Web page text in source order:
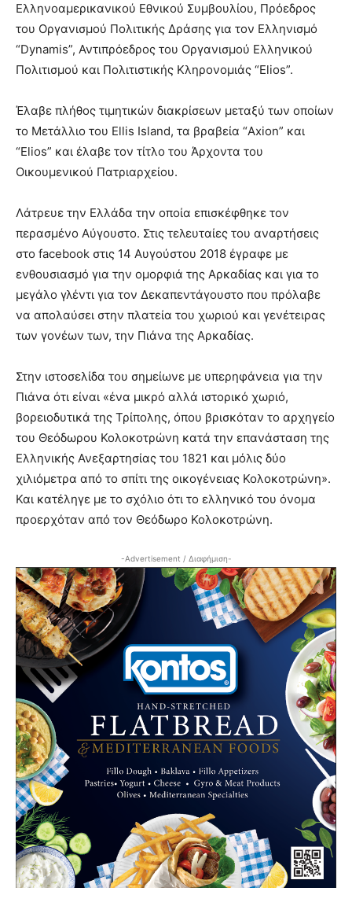
Ελληνοαμερικανικού Εθνικού Συμβουλίου, Πρόεδρος
του Οργανισμού Πολιτικής Δράσης για τον Ελληνισμό
“Dynamis”, Αντιπρόεδρος του Οργανισμού Ελληνικού
Πολιτισμού και Πολιτιστικής Κληρονομιάς “Elios”.
Έλαβε πλήθος τιμητικών διακρίσεων μεταξύ των οποίων
το Μετάλλιο του Ellis Island, τα βραβεία “Axion” και
“Elios” και έλαβε τον τίτλο του Άρχοντα του
Οικουμενικού Πατριαρχείου.
Λάτρευε την Ελλάδα την οποία επισκέφθηκε τον
περασμένο Αύγουστο. Στις τελευταίες του αναρτήσεις
στο facebook στις 14 Αυγούστου 2018 έγραφε με
ενθουσιασμό για την ομορφιά της Αρκαδίας και για το
μεγάλο γλέντι για τον Δεκαπεντάγουστο που πρόλαβε
να απολαύσει στην πλατεία του χωριού και γενέτειρας
των γονέων των, την Πιάνα της Αρκαδίας.
Στην ιστοσελίδα του σημείωνε με υπερηφάνεια για την
Πιάνα ότι είναι «ένα μικρό αλλά ιστορικό χωριό,
βορειοδυτικά της Τρίπολης, όπου βρισκόταν το αρχηγείο
του Θεόδωρου Κολοκοτρώνη κατά την επανάσταση της
Ελληνικής Ανεξαρτησίας του 1821 και μόλις δύο
χιλιόμετρα από το σπίτι της οικογένειας Κολοκοτρώνη».
Και κατέληγε με το σχόλιο ότι το ελληνικό του όνομα
προερχόταν από τον Θεόδωρο Κολοκοτρώνη.
-Advertisement / Διαφήμιση-